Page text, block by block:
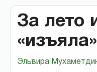
За лето
Эльвира